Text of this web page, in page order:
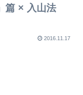
篇 × 入山法
2016.11.17